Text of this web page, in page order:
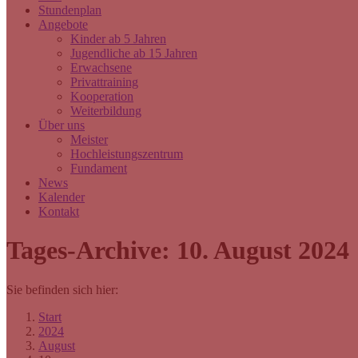
Stundenplan
Angebote
Kinder ab 5 Jahren
Jugendliche ab 15 Jahren
Erwachsene
Privattraining
Kooperation
Weiterbildung
Über uns
Meister
Hochleistungszentrum
Fundament
News
Kalender
Kontakt
Tages-Archive: 10. August 2024
Sie befinden sich hier:
Start
2024
August